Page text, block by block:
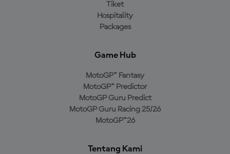
Tiket
Hospitality
Packages
Game Hub
MotoGP™ Fantasy
MotoGP™ Predictor
MotoGP Guru Predict
MotoGP Guru Racing 25/26
MotoGP™26
Tentang Kami